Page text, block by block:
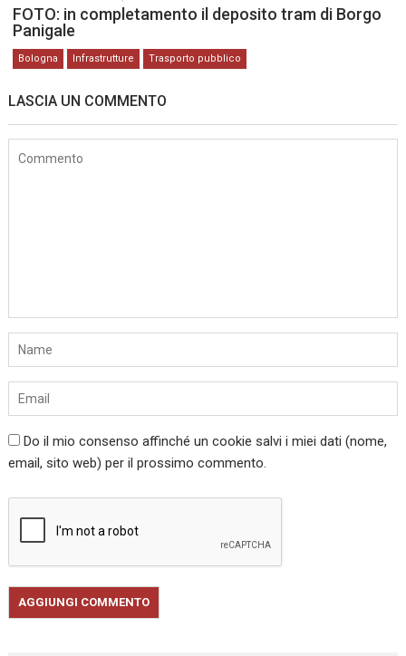
FOTO: in completamento il deposito tram di Borgo
Panigale
Bologna Infrastrutture Trasporto pubblico
LASCIA UN COMMENTO
Do il mio consenso affinché un cookie salvi i miei dati (nome,
email, sito web) per il prossimo commento.